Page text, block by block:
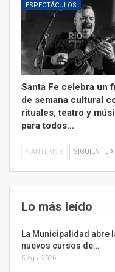
ESPECTÁCULOS
Santa Fe celebra un
de semana cultural
rituales, teatro y
para todos…
ANTERIOR SIGUIENTE
Lo más leído
La Municipalidad abre
nuevos cursos de…
5 Ago, 2026